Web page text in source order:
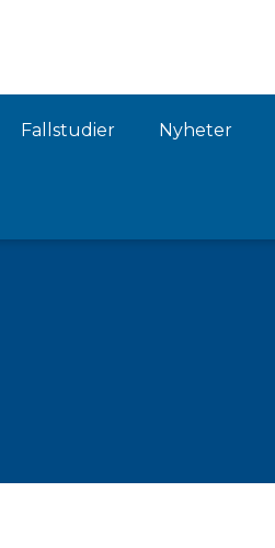
Fallstudier Nyheter